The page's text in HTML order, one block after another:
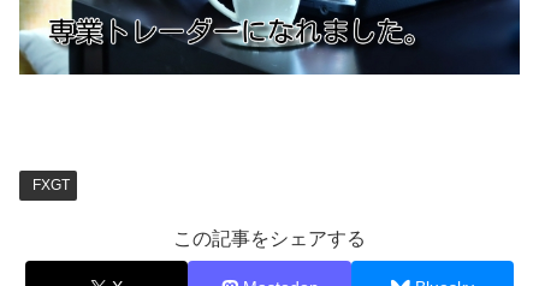
FXGT
この記事をシェアする